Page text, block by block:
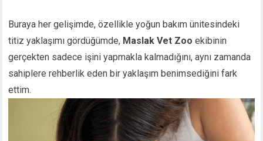
Buraya her gelişimde, özellikle yoğun bakım ünitesindeki
titiz yaklaşımı gördüğümde, Maslak Vet Zoo ekibinin
gerçekten sadece işini yapmakla kalmadığını, aynı zamanda
sahiplere rehberlik eden bir yaklaşım benimsediğini fark
ettim.